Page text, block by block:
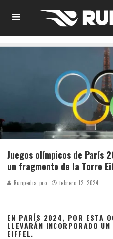
Juegos olímpicos de París
un fragmento de la Torre
Runpedia pro febrero 12, 2024
EN PARÍS 2024, POR ESTA
LLEVARÁN INCORPORADO
EIFFEL.